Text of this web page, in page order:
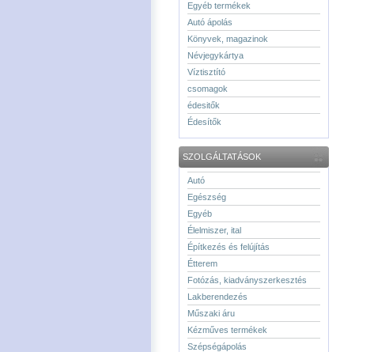
Egyéb termékek
Autó ápolás
Könyvek, magazinok
Névjegykártya
Víztisztító
csomagok
édesitők
Édesítők
SZOLGÁLTATÁSOK
Autó
Egészség
Egyéb
Élelmiszer, ital
Építkezés és felújítás
Étterem
Fotózás, kiadványszerkesztés
Lakberendezés
Műszaki áru
Kézműves termékek
Szépségápolás